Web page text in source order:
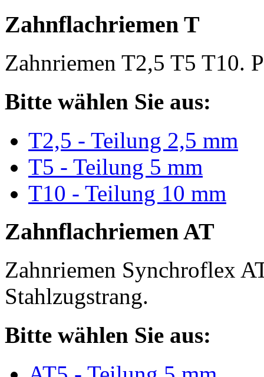
Zahnflachriemen T
Zahnriemen T2,5 T5 T10.
Bitte wählen Sie aus:
T2,5 - Teilung 2,5 mm
T5 - Teilung 5 mm
T10 - Teilung 10 mm
Zahnflachriemen AT
Zahnriemen Synchroflex
Stahlzugstrang.
Bitte wählen Sie aus: